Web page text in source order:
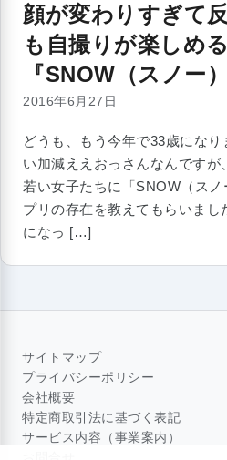
顔が変わりすぎて
も自撮りが楽しめ
『SNOW（スノー
2016年6月27日
どうも、もう今年で33歳にな
い加減ええおっさんなんです
若い女子たちに「SNOW（ス
プリの存在を教えてもらいまし
になっ […]
サイトマップ
プライバシーポリシー
会社概要
特定商取引法に基づく表記
サービス内容（事業案内）